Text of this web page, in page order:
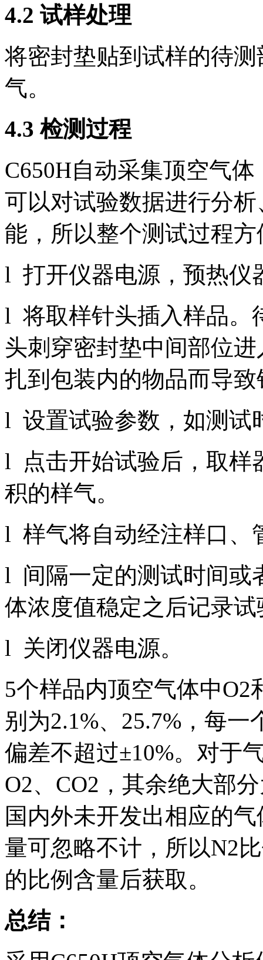
4.2 试样处理
将密封垫贴到试样的待
气。
4.3 检测过程
C650H自动采集顶空气
可以对试验数据进行分
能，所以整个测试过程
l 打开仪器电源，预热仪
l 将取样针头插入样品。
头刺穿密封垫中间部位
扎到包装内的物品而导
l 设置试验参数，如测试
l 点击开始试验后，取样
积的样气。
l 样气将自动经注样口、
l 间隔一定的测试时间或
体浓度值稳定之后记录
l 关闭仪器电源。
5个样品内顶空气体中O2
别为2.1%、25.7%，每
偏差不超过±10%。对于
O2、CO2，其余绝大部
国内外未开发出相应的
量可忽略不计，所以N2
的比例含量后获取。
总结：